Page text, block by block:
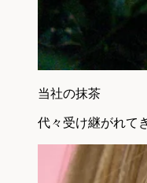
当社の抹茶
代々受け継がれて